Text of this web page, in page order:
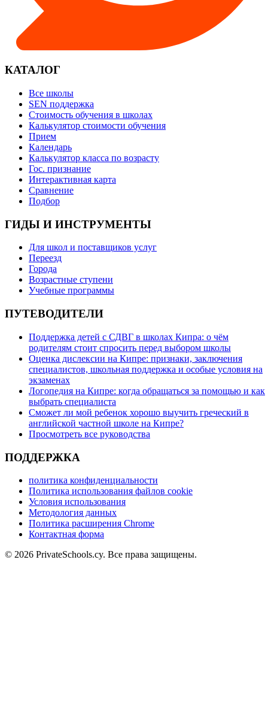
КАТАЛОГ
Все школы
SEN поддержка
Стоимость обучения в школах
Калькулятор стоимости обучения
Прием
Календарь
Калькулятор класса по возрасту
Гос. признание
Интерактивная карта
Сравнение
Подбор
ГИДЫ И ИНСТРУМЕНТЫ
Для школ и поставщиков услуг
Переезд
Города
Возрастные ступени
Учебные программы
ПУТЕВОДИТЕЛИ
Поддержка детей с СДВГ в школах Кипра: о чём
родителям стоит спросить перед выбором школы
Оценка дислексии на Кипре: признаки, заключения
специалистов, школьная поддержка и особые условия на
экзаменах
Логопедия на Кипре: когда обращаться за помощью и как
выбрать специалиста
Сможет ли мой ребенок хорошо выучить греческий в
английской частной школе на Кипре?
Просмотреть все руководства
ПОДДЕРЖКА
политика конфиденциальности
Политика использования файлов cookie
Условия использования
Методология данных
Политика расширения Chrome
Контактная форма
© 2026 PrivateSchools.cy. Все права защищены.